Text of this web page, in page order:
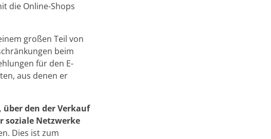
die Online-Shops
großen Teil von
beim
für den E-
aus denen er
den der Verkauf
soziale Netzwerke
Dies ist zum